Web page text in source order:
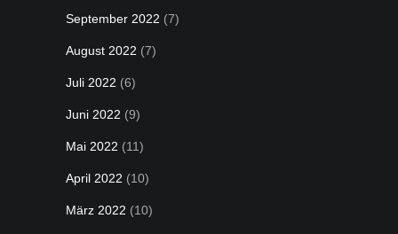
September 2022 (7)
August 2022 (7)
Juli 2022 (6)
Juni 2022 (9)
Mai 2022 (11)
April 2022 (10)
März 2022 (10)